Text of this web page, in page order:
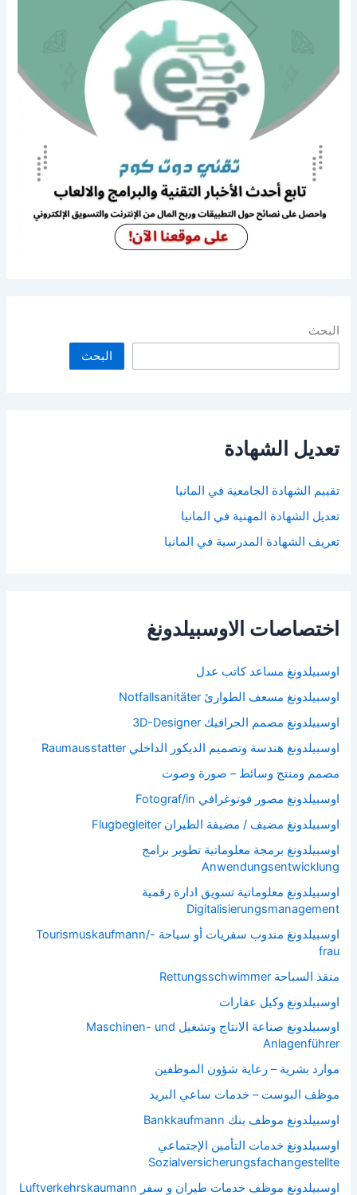
البحث
البحث
تعديل الشهادة
تقييم الشهادة الجامعية في المانيا
تعديل الشهادة المهنية في المانيا
تعريف الشهادة المدرسية في المانيا
اختصاصات الاوسبيلدونغ
اوسبيلدونغ مساعد كاتب عدل
اوسبيلدونغ مسعف الطوارئ Notfallsanitäter
اوسبيلدونغ مصمم الجرافيك 3D-Designer
اوسبيلدونغ هندسة وتصميم الديكور الداخلي Raumausstatter
مصمم ومنتج وسائط – صورة وصوت
اوسبيلدونغ مصور فوتوغرافي Fotograf/in
اوسبيلدونغ مضيف / مضيفة الطيران Flugbegleiter
اوسبيلدونغ برمجة معلوماتية تطوير برامج
Anwendungsentwicklung
اوسبيلدونغ معلوماتية تسويق ادارة رقمية
Digitalisierungsmanagement
اوسبيلدونغ مندوب سفريات أو سياحة Tourismuskaufmann/-
frau
منقذ السباحة Rettungsschwimmer
اوسبيلدونغ وكيل عقارات
اوسبيلدونغ صناعة الانتاج وتشغيل Maschinen- und
Anlagenführer
موارد بشرية – رعاية شؤون الموظفين
موظف البوست – خدمات ساعي البريد
اوسبيلدونغ موظف بنك Bankkaufmann
اوسبيلدونغ خدمات التأمين الإجتماعي
Sozialversicherungsfachangestellte
اوسبيلدونغ موظف خدمات طيران و سفر Luftverkehrskaumann